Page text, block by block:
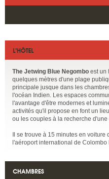
L’HÔTEL
The Jetwing Blue Negombo est un
quelques mètres d'une plage
principale jusque dans les
l'océan Indien. Les espaces
l'avantage d'être modernes et
activités qu'il propose en font un
ou les couples à la recherche
Il se trouve à 15 minutes en
l'aéroport international de
CHAMBRES